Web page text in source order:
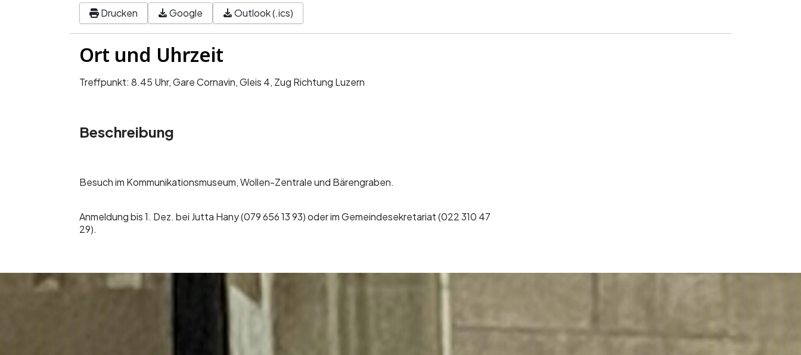
Drucken Google Outlook (.ics)
Treffpunkt: 8.45 Uhr, Gare Cornavin, Gleis 4, Zug Richtung Luzern
Beschreibung
Besuch im Kommunikationsmuseum, Wollen-Zentrale und Bärengraben.
Anmeldung bis 1. Dez. bei Jutta Hany (079 656 13 93) oder im Gemeindesekretariat (022 310 47
29).